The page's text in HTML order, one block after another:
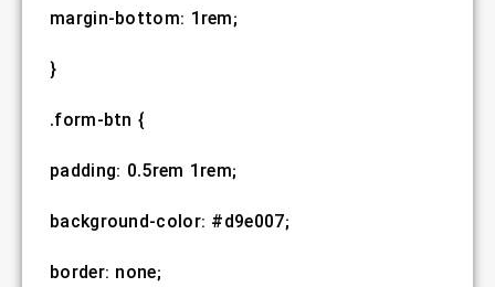
margin-bottom: 1rem;
}
.form-btn {
padding: 0.5rem 1rem;
background-color: #d9e007;
border: none;